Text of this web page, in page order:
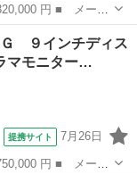
ド名： カスタム
モニター 保証 新
Ｇ ９インチディス
マモニター…
提携サイト 7月26日